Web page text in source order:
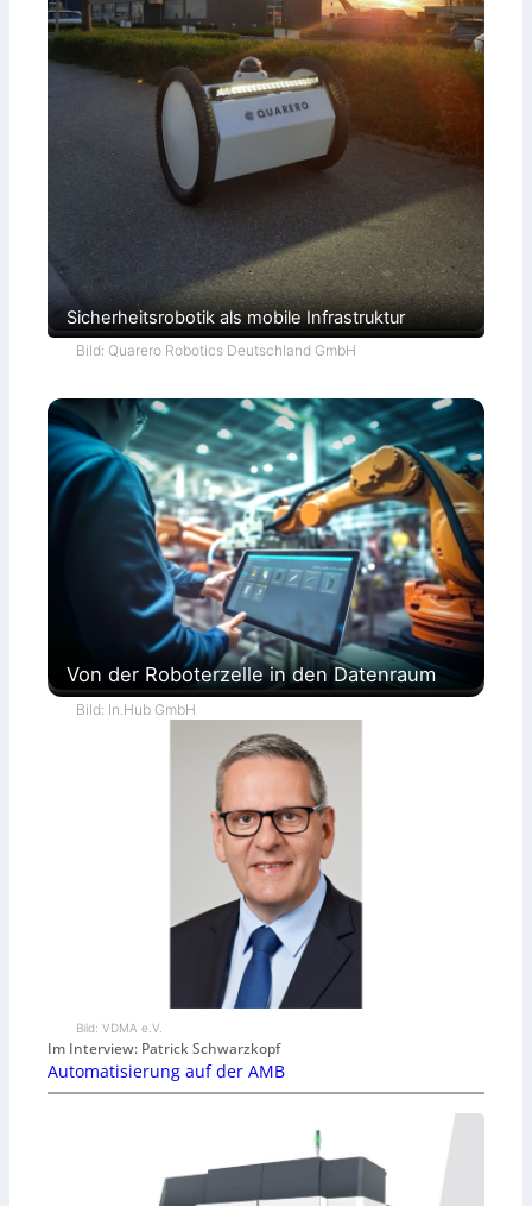
Sicherheitsrobotik als mobile Infrastruktur
Bild: Quarero Robotics Deutschland GmbH
Von der Roboterzelle in den Datenraum
Bild: In.Hub GmbH
Bild: VDMA e.V.
Im Interview: Patrick Schwarzkopf
Automatisierung auf der AMB